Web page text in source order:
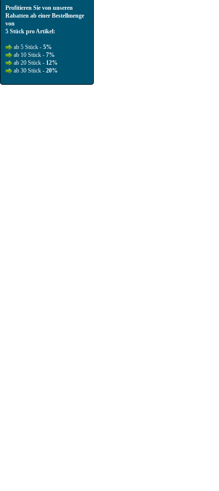
Profitieren Sie von unseren
Rabatten ab einer Bestellmenge
von
5 Stück pro Artikel:
ab 5 Stück - 5%
ab 10 Stück - 7%
ab 20 Stück - 12%
ab 30 Stück - 20%